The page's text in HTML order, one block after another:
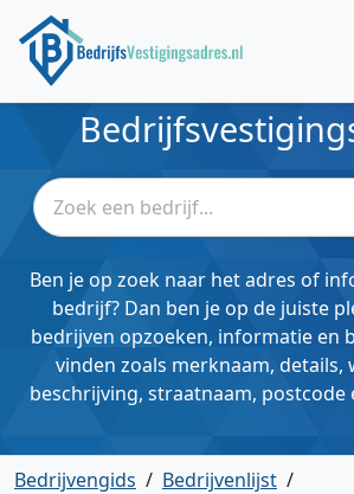
Ben je op zoek naar het adres of
bedrijf? Dan ben je op de juiste
bedrijven opzoeken, informatie en
vinden zoals merknaam, details,
beschrijving, straatnaam, postcode
Bedrijvengids / Bedrijvenlijst /